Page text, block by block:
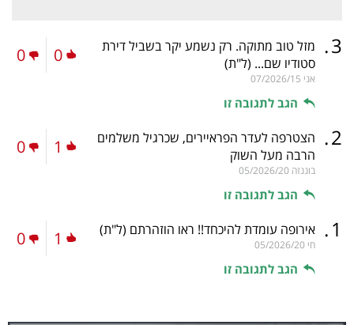
3
. מזל טוב מתוקה. רק נשמע יקר בשביל דירת
סטודיו שם... (ל"ת)
אני 07/2026/15
הגב לתגובה זו
0
0
2
. הצטרפה לעדר הפראיירים, שכרגיל משלמים
הרבה מעל השוק
בוננזה 05/2026/20
הגב לתגובה זו
1
0
1
. אירופה עומדת להיכחד!! ראו הוזהרתם (ל"ת)
חי 05/2026/20
הגב לתגובה זו
1
0